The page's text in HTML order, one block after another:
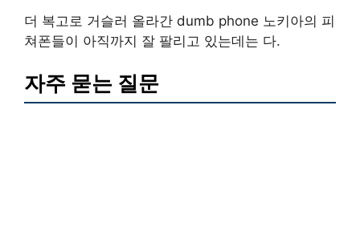
더 복고로 거슬러 올라간 dumb phone 노키아의 피
쳐폰들이 아직까지 잘 팔리고 있는데는 다.
자주 묻는 질문